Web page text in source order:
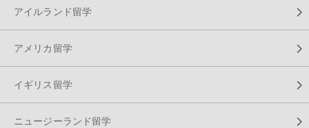
アイルランド留学
アメリカ留学
イギリス留学
ニュージーランド留学